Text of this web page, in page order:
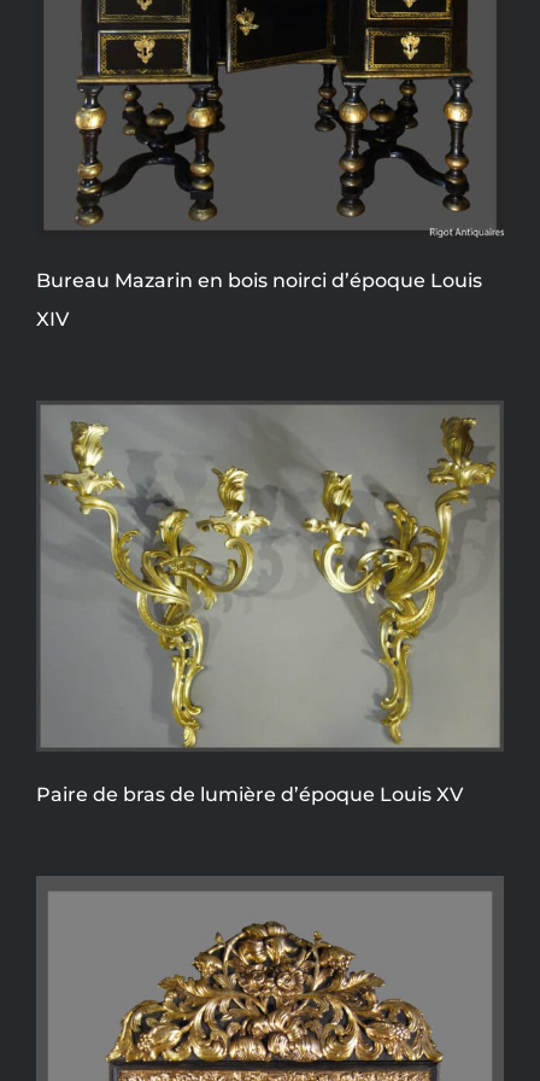
Bureau Mazarin en bois noirci d’époque Louis
XIV
Paire de bras de lumière d’époque Louis XV